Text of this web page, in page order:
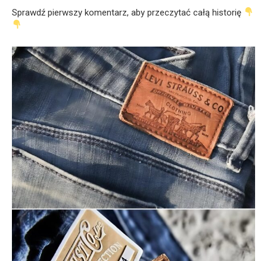
Sprawdź pierwszy komentarz, aby przeczytać całą historię